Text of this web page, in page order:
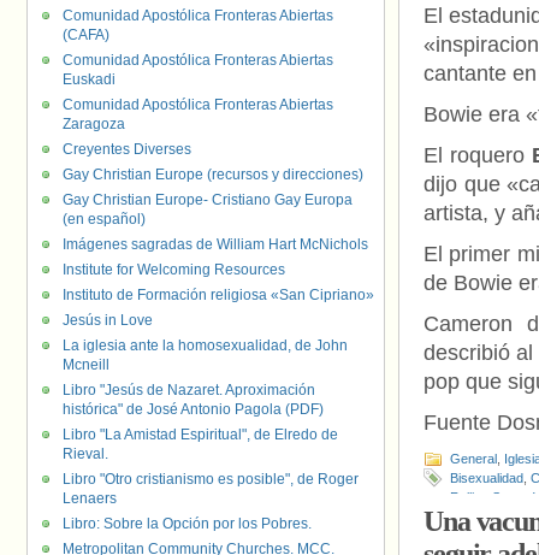
El
cantante
Bowie era
El roquero
dijo que
artista, y
El primer
de Bowie
Cameron
describió
pop que
Fuente
General
Bisexualidad
Rolling Stone
Una
Comunidad Apostólica Fronteras Abiertas
(CAFA)
Comunidad Apostólica Fronteras Abiertas
Euskadi
Comunidad Apostólica Fronteras Abiertas
Zaragoza
Creyentes Diverses
Gay Christian Europe (recursos y direcciones)
Gay Christian Europe- Cristiano Gay Europa
(en español)
Imágenes sagradas de William Hart McNichols
Institute for Welcoming Resources
Instituto de Formación religiosa «San Cipriano»
Jesús in Love
La iglesia ante la homosexualidad, de John
Mcneill
Libro "Jesús de Nazaret. Aproximación
histórica" de José Antonio Pagola (PDF)
Libro "La Amistad Espiritual", de Elredo de
Rieval.
Libro "Otro cristianismo es posible", de Roger
Lenaers
Libro: Sobre la Opción por los Pobres.
Metropolitan Community Churches. MCC.